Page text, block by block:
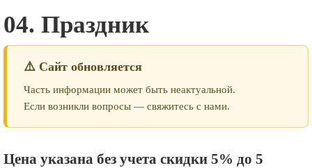
04. Праздник
⚠️ Сайт обновляется
Часть информации может быть неактуальной.
Если возникли вопросы — свяжитесь с нами.
Цена указана без учета скидки 5% до 5